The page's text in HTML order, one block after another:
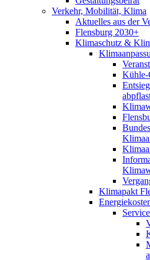
Verkehr, Mobilität, Klima
Aktuelles aus der
Flensburg 2030+
Klimaschutz &
Kühle-
Klimapakt